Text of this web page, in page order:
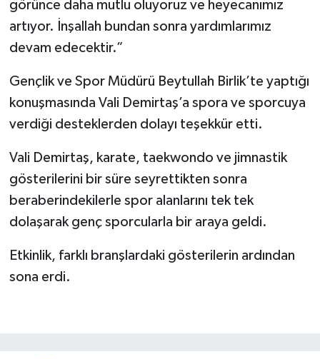
görünce daha mutlu oluyoruz ve heyecanımız
artıyor. İnşallah bundan sonra yardımlarımız
devam edecektir.”
Gençlik ve Spor Müdürü Beytullah Birlik’te yaptığı
konuşmasında Vali Demirtaş’a spora ve sporcuya
verdiği desteklerden dolayı teşekkür etti.
Vali Demirtaş, karate, taekwondo ve jimnastik
gösterilerini bir süre seyrettikten sonra
beraberindekilerle spor alanlarını tek tek
dolaşarak genç sporcularla bir araya geldi.
Etkinlik, farklı branşlardaki gösterilerin ardından
sona erdi.